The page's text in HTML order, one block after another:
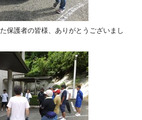
保護者の皆様、ありがとうございまし